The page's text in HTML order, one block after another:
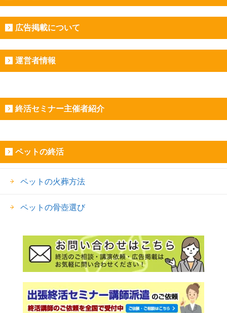
広告掲載について
運営者情報
終活セミナー主催者紹介
ペットの終活
ペットの火葬方法
ペットの骨壺選び